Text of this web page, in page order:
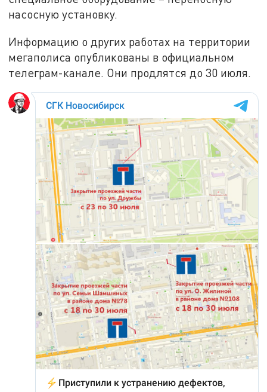
насосную установку.
Информацию о других работах на территории
мегаполиса опубликованы в официальном
телеграм-канале. Они продлятся до 30 июля.